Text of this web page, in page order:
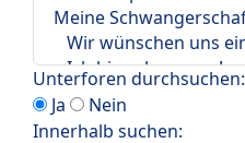
Unterforen durchsuchen:
Ja
Nein
Innerhalb suchen: